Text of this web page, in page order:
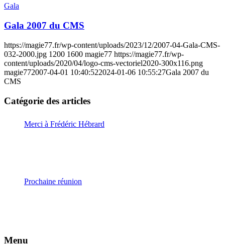
Gala
Gala 2007 du CMS
https://magie77.fr/wp-content/uploads/2023/12/2007-04-Gala-CMS-
032-2000.jpg 1200 1600 magie77 https://magie77.fr/wp-
content/uploads/2020/04/logo-cms-vectoriel2020-300x116.png
magie772007-04-01 10:40:522024-01-06 10:55:27Gala 2007 du
CMS
Catégorie des articles
Merci à Frédéric Hébrard
Prochaine réunion
Menu